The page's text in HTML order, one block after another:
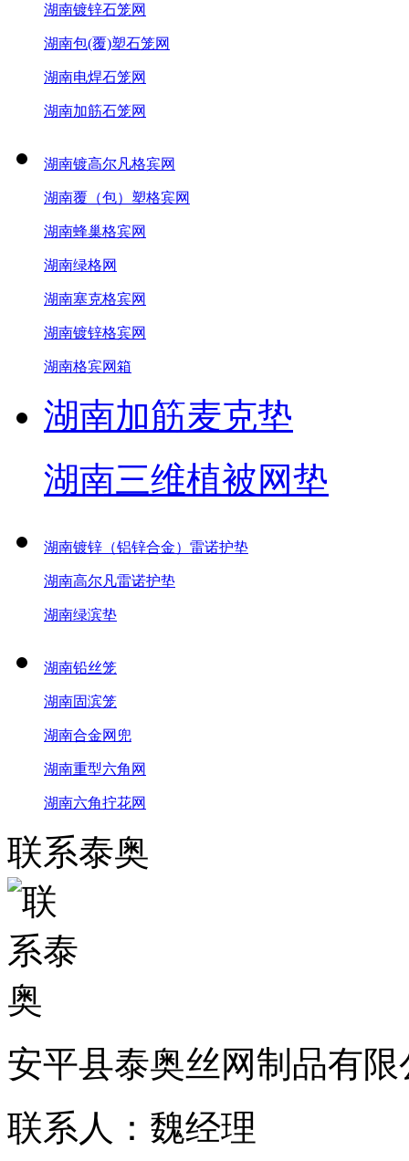
湖南镀锌石笼网
湖南包(覆)塑石笼网
湖南电焊石笼网
湖南加筋石笼网
湖南镀高尔凡格宾网
湖南覆（包）塑格宾网
湖南蜂巢格宾网
湖南绿格网
湖南塞克格宾网
湖南镀锌格宾网
湖南格宾网箱
湖南加筋麦克垫
湖南三维植被网垫
湖南镀锌（铝锌合金）雷诺护垫
湖南高尔凡雷诺护垫
湖南绿滨垫
湖南铅丝笼
湖南固滨笼
湖南合金网兜
湖南重型六角网
湖南六角拧花网
联系泰奥
安平县泰奥丝网制品有限
联系人：魏经理